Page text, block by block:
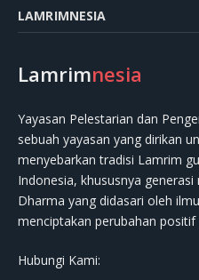
LAMRIMNESIA
Lamrimnesia
Yayasan Pelestarian dan
sebuah yayasan yang dirikan
menyebarkan tradisi Lamrim
Indonesia, khususnya
Dharma yang didasari oleh
menciptakan perubahan
Hubungi Kami: